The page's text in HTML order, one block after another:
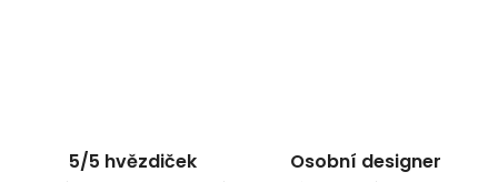
5/5 hvězdiček Osobní designer